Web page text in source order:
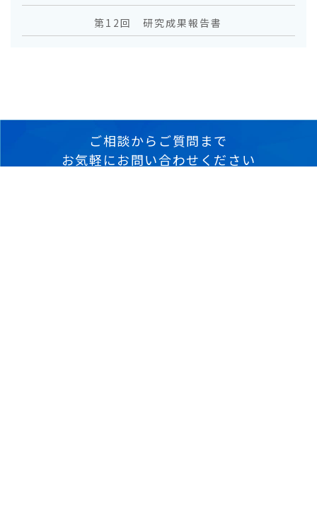
第12回 研究成果報告書
ご相談からご質問まで
お気軽にお問い合わせください